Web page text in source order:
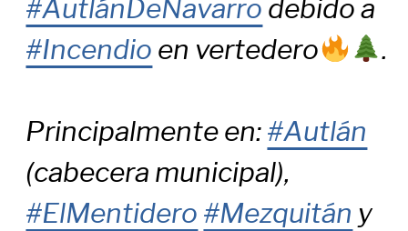
#AutlánDeNavarro debido a
#Incendio en vertedero .
Principalmente en:#Autlán
(cabecera municipal),
#ElMentidero #Mezquitán y